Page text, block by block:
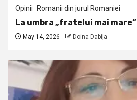
Opinii Romanii din jurul Romaniei
La umbra „fratelui mai mare”
May 14, 2026 Doina Dabija